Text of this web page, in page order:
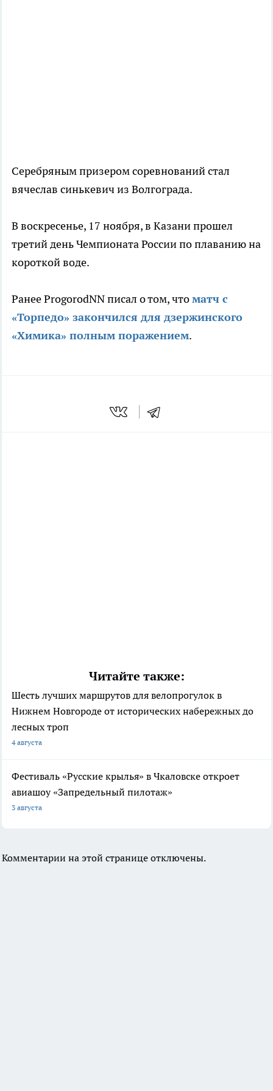
Серебряным призером соревнований стал
вячеслав синькевич из Волгограда.
В воскресенье, 17 ноября, в Казани прошел
третий день Чемпионата России по плаванию на
короткой воде.
Ранее ProgorodNN писал о том, чтоматч с
«Торпедо» закончился для дзержинского
«Химика» полным поражением.
Читайте также:
Шесть лучших маршрутов для велопрогулок в
Нижнем Новгороде от исторических набережных до
лесных троп
4 августа
Фестиваль «Русские крылья» в Чкаловске откроет
авиашоу «Запредельный пилотаж»
3 августа
Комментарии на этой странице отключены.